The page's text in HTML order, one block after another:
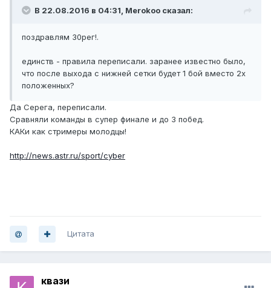
В 22.08.2016 в 04:31, Merokoo сказал:
поздравлям 30рег!.
единств - правила переписали. заранее известно было,
что после выхода с нижней сетки будет 1 бой вместо 2х
положенных?
Да Серега, переписали.
Сравняли команды в супер финале и до 3 побед.
КАКи как стримеры молодцы!
http://news.astr.ru/sport/cyber
Цитата
квази